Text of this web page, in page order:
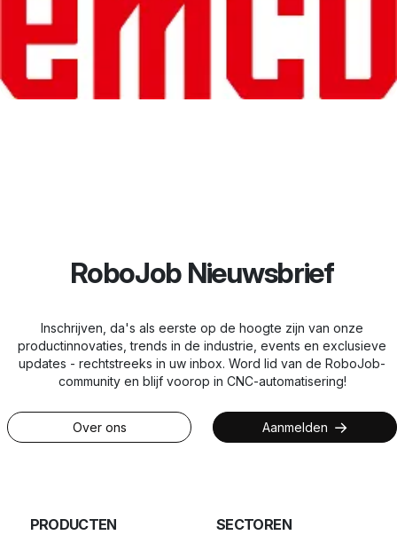
RoboJob Nieuwsbrief
Inschrijven, da's als eerste op de hoogte zijn van onze
productinnovaties, trends in de industrie, events en exclusieve
updates - rechtstreeks in uw inbox. Word lid van de RoboJob-
community en blijf voorop in CNC-automatisering!
Over ons Aanmelden
PRODUCTEN SECTOREN